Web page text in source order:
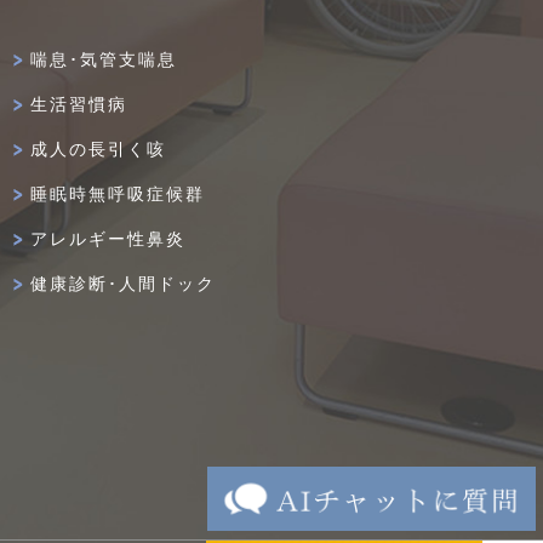
喘息･気管支喘息
生活習慣病
成人の長引く咳
睡眠時無呼吸症候群
アレルギー性鼻炎
健康診断･人間ドック